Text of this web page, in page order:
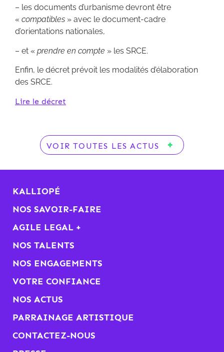
– les documents d’urbanisme devront être
« compatibles » avec le document-cadre
d’orientations nationales,
– et « prendre en compte » les SRCE.
Enfin, le décret prévoit les modalités d’élaboration
des SRCE.
Lire le décret
VOIR TOUTES LES ACTUS
KALLIOPÉ
NOS SAVOIR-FAIRE
AGILE LEGAL +
NOS TALENTS
NOS ENGAGEMENTS
VOTRE CONFIANCE
NOS ACTUS
PARRAINAGE ARTISTIQUE
CONTACTEZ-NOUS